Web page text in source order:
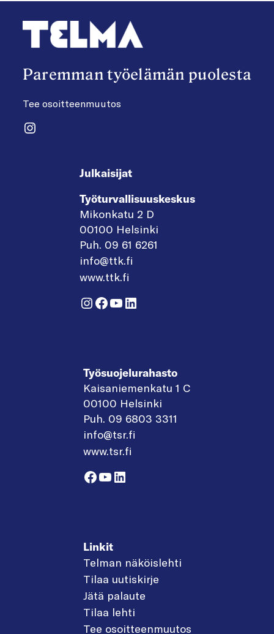
Paremman työelämän puolesta
Tee osoitteenmuutos
Instagram
Julkaisijat
Työturvallisuuskeskus
Mikonkatu 2 D
00100 Helsinki
Puh. 09 61 6261
info@ttk.fi
www.ttk.fi
Instagram
Facebook
YouTube
LinkedIn
Työsuojelurahasto
Kaisaniemenkatu 1 C
00100 Helsinki
Puh. 09 6803 3311
info@tsr.fi
www.tsr.fi
Facebook
YouTube
LinkedIn
Linkit
Telman näköislehti
Tilaa uutiskirje
Jätä palaute
Tilaa lehti
Tee osoitteenmuutos